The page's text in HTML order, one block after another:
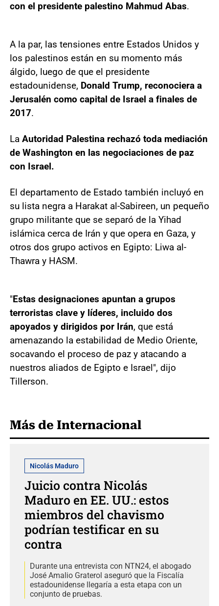
con el presidente palestino Mahmud Abas.
A la par, las tensiones entre Estados Unidos y
los palestinos están en su momento más
álgido, luego de que el presidente
estadounidense, Donald Trump, reconociera a
Jerusalén como capital de Israel a finales de
2017.
La Autoridad Palestina rechazó toda mediación
de Washington en las negociaciones de paz
con Israel.
El departamento de Estado también incluyó en
su lista negra a Harakat al-Sabireen, un pequeño
grupo militante que se separó de la Yihad
islámica cerca de Irán y que opera en Gaza, y
otros dos grupo activos en Egipto: Liwa al-
Thawra y HASM.
"Estas designaciones apuntan a grupos
terroristas clave y líderes, incluido dos
apoyados y dirigidos por Irán, que está
amenazando la estabilidad de Medio Oriente,
socavando el proceso de paz y atacando a
nuestros aliados de Egipto e Israel", dijo
Tillerson.
Más de Internacional
Nicolás Maduro
Juicio contra Nicolás
Maduro en EE. UU.: estos
miembros del chavismo
podrían testificar en su
contra
Durante una entrevista con NTN24, el abogado
José Amalio Graterol aseguró que la Fiscalía
estadounidense llegaría a esta etapa con un
conjunto de pruebas.